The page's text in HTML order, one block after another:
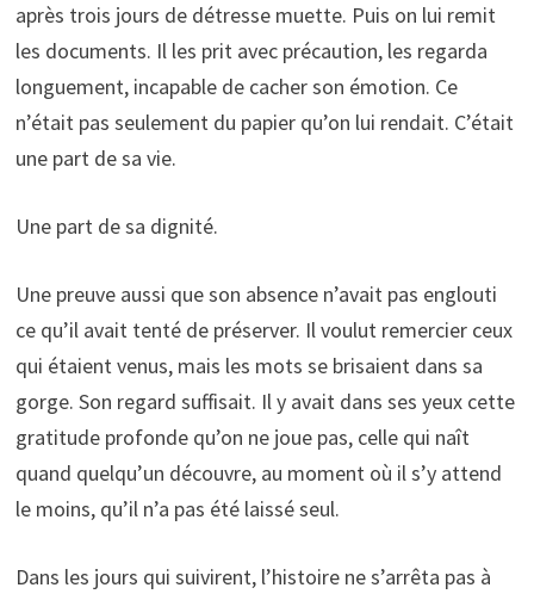
après trois jours de détresse muette. Puis on lui remit
les documents. Il les prit avec précaution, les regarda
longuement, incapable de cacher son émotion. Ce
n’était pas seulement du papier qu’on lui rendait. C’était
une part de sa vie.
Une part de sa dignité.
Une preuve aussi que son absence n’avait pas englouti
ce qu’il avait tenté de préserver. Il voulut remercier ceux
qui étaient venus, mais les mots se brisaient dans sa
gorge. Son regard suffisait. Il y avait dans ses yeux cette
gratitude profonde qu’on ne joue pas, celle qui naît
quand quelqu’un découvre, au moment où il s’y attend
le moins, qu’il n’a pas été laissé seul.
Dans les jours qui suivirent, l’histoire ne s’arrêta pas à